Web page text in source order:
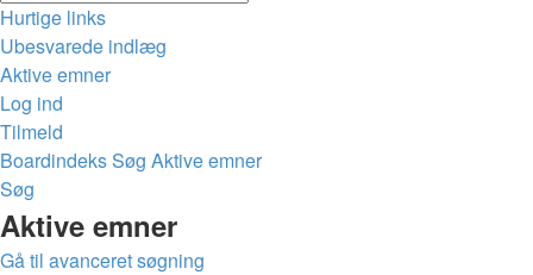
Hurtige links
Ubesvarede indlæg
Aktive emner
Log ind
Tilmeld
BoardindeksSøg Aktive emner
Søg
Aktive emner
Gå til avanceret søgning